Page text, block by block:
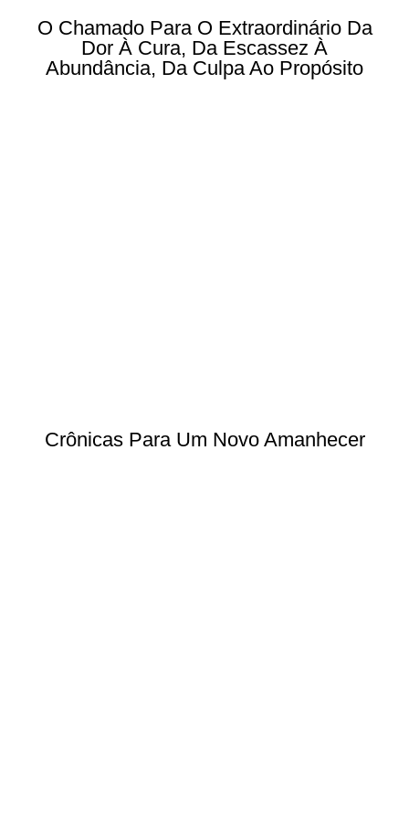
O Chamado Para O Extraordinário Da
Dor À Cura, Da Escassez À
Abundância, Da Culpa Ao Propósito
Crônicas Para Um Novo Amanhecer